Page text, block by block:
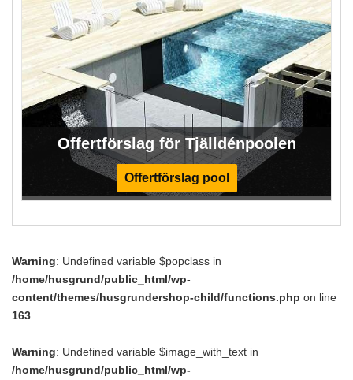
Offertförslag för Tjälldénpoolen
Offertförslag pool
Warning: Undefined variable $popclass in
/home/husgrund/public_html/wp-
content/themes/husgrundershop-child/functions.php on line
163
Warning: Undefined variable $image_with_text in
/home/husgrund/public_html/wp-